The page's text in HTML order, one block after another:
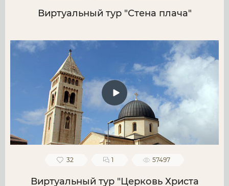
Виртуальный тур "Стена плача"
32 1 57497
Виртуальный тур "Церковь Христа